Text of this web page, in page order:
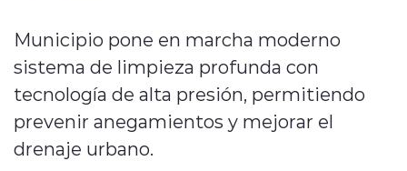
Municipio pone en marcha moderno
sistema de limpieza profunda con
tecnología de alta presión, permitiendo
prevenir anegamientos y mejorar el
drenaje urbano.